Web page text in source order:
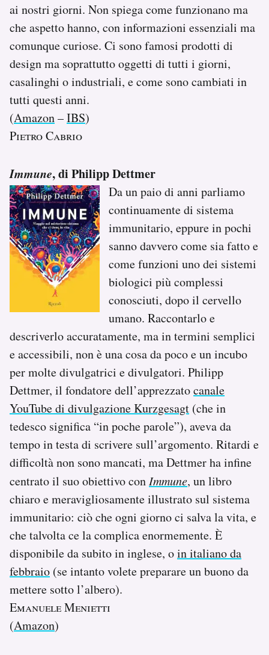
ai nostri giorni. Non spiega come funzionano ma
che aspetto hanno, con informazioni essenziali ma
comunque curiose. Ci sono famosi prodotti di
design ma soprattutto oggetti di tutti i giorni,
casalinghi o industriali, e come sono cambiati in
tutti questi anni.
(Amazon–IBS)
Pietro Cabrio
Immune, di Philipp Dettmer
Da un paio di anni parliamo
continuamente di sistema
immunitario, eppure in pochi
sanno davvero come sia fatto e
come funzioni uno dei sistemi
biologici più complessi
conosciuti, dopo il cervello
umano. Raccontarlo e
descriverlo accuratamente, ma in termini semplici
e accessibili, non è una cosa da poco e un incubo
per molte divulgatrici e divulgatori. Philipp
Dettmer, il fondatore dell’apprezzatocanale
YouTube di divulgazione Kurzgesagt (che in
tedesco significa “in poche parole”), aveva da
tempo in testa di scrivere sull’argomento. Ritardi e
difficoltà non sono mancati, ma Dettmer ha infine
centrato il suo obiettivo con Immune, un libro
chiaro e meravigliosamente illustrato sul sistema
immunitario: ciò che ogni giorno ci salva la vita, e
che talvolta ce la complica enormemente. È
disponibile da subito in inglese, oin italiano da
febbraio (se intanto volete preparare un buono da
mettere sotto l’albero).
Emanuele Menietti
(Amazon)